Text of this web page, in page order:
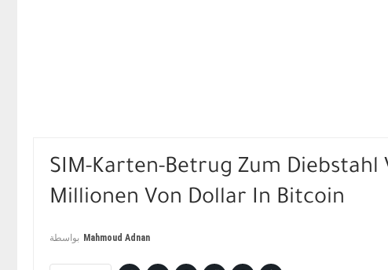
SIM-Karten-Betrug Zum
Millionen Von Dollar In Bitcoin
Mahmoud Adnan